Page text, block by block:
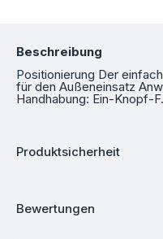
Beschreibung
Positionierung Der
für den Außeneinsatz
Handhabung: Ein-Knopf-
Produktsicherheit
Bewertungen